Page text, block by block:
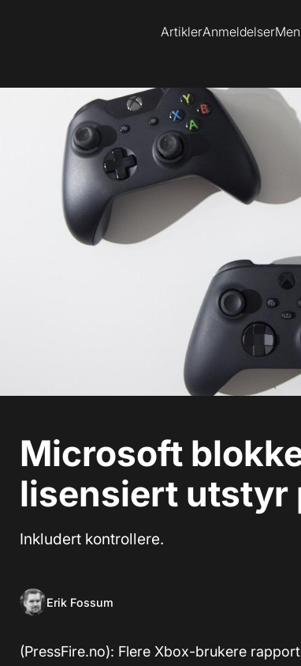
ArtiklerAnmeldelser
Microsoft
lisensiert utstyr
Inkludert kontrollere.
Erik Fossum
(PressFire.no): Flere Xbox-brukere